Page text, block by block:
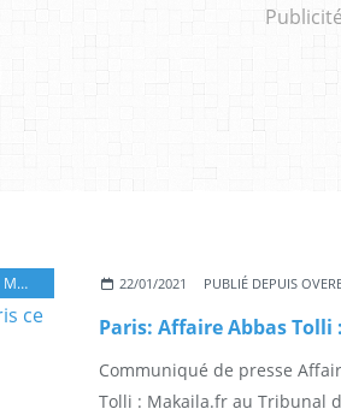
Publicité
MÉDIAS, PROCÈS,,JUSTICE,
22/01/2021 PUBLIÉ DEPUIS
Communiqué de presse
Tolli : Makaila.fr au Tribunal